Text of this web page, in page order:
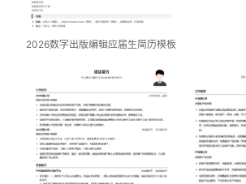
2026数字出版编辑应届生简历模板